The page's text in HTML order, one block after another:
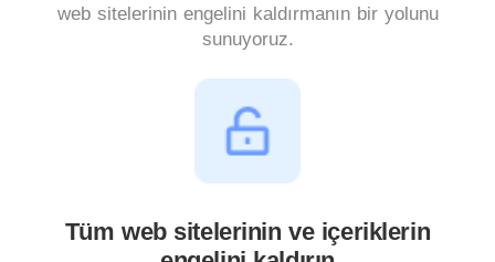
web sitelerinin engelini kaldırmanın bir yolunu
sunuyoruz.
Tüm web sitelerinin ve içeriklerin